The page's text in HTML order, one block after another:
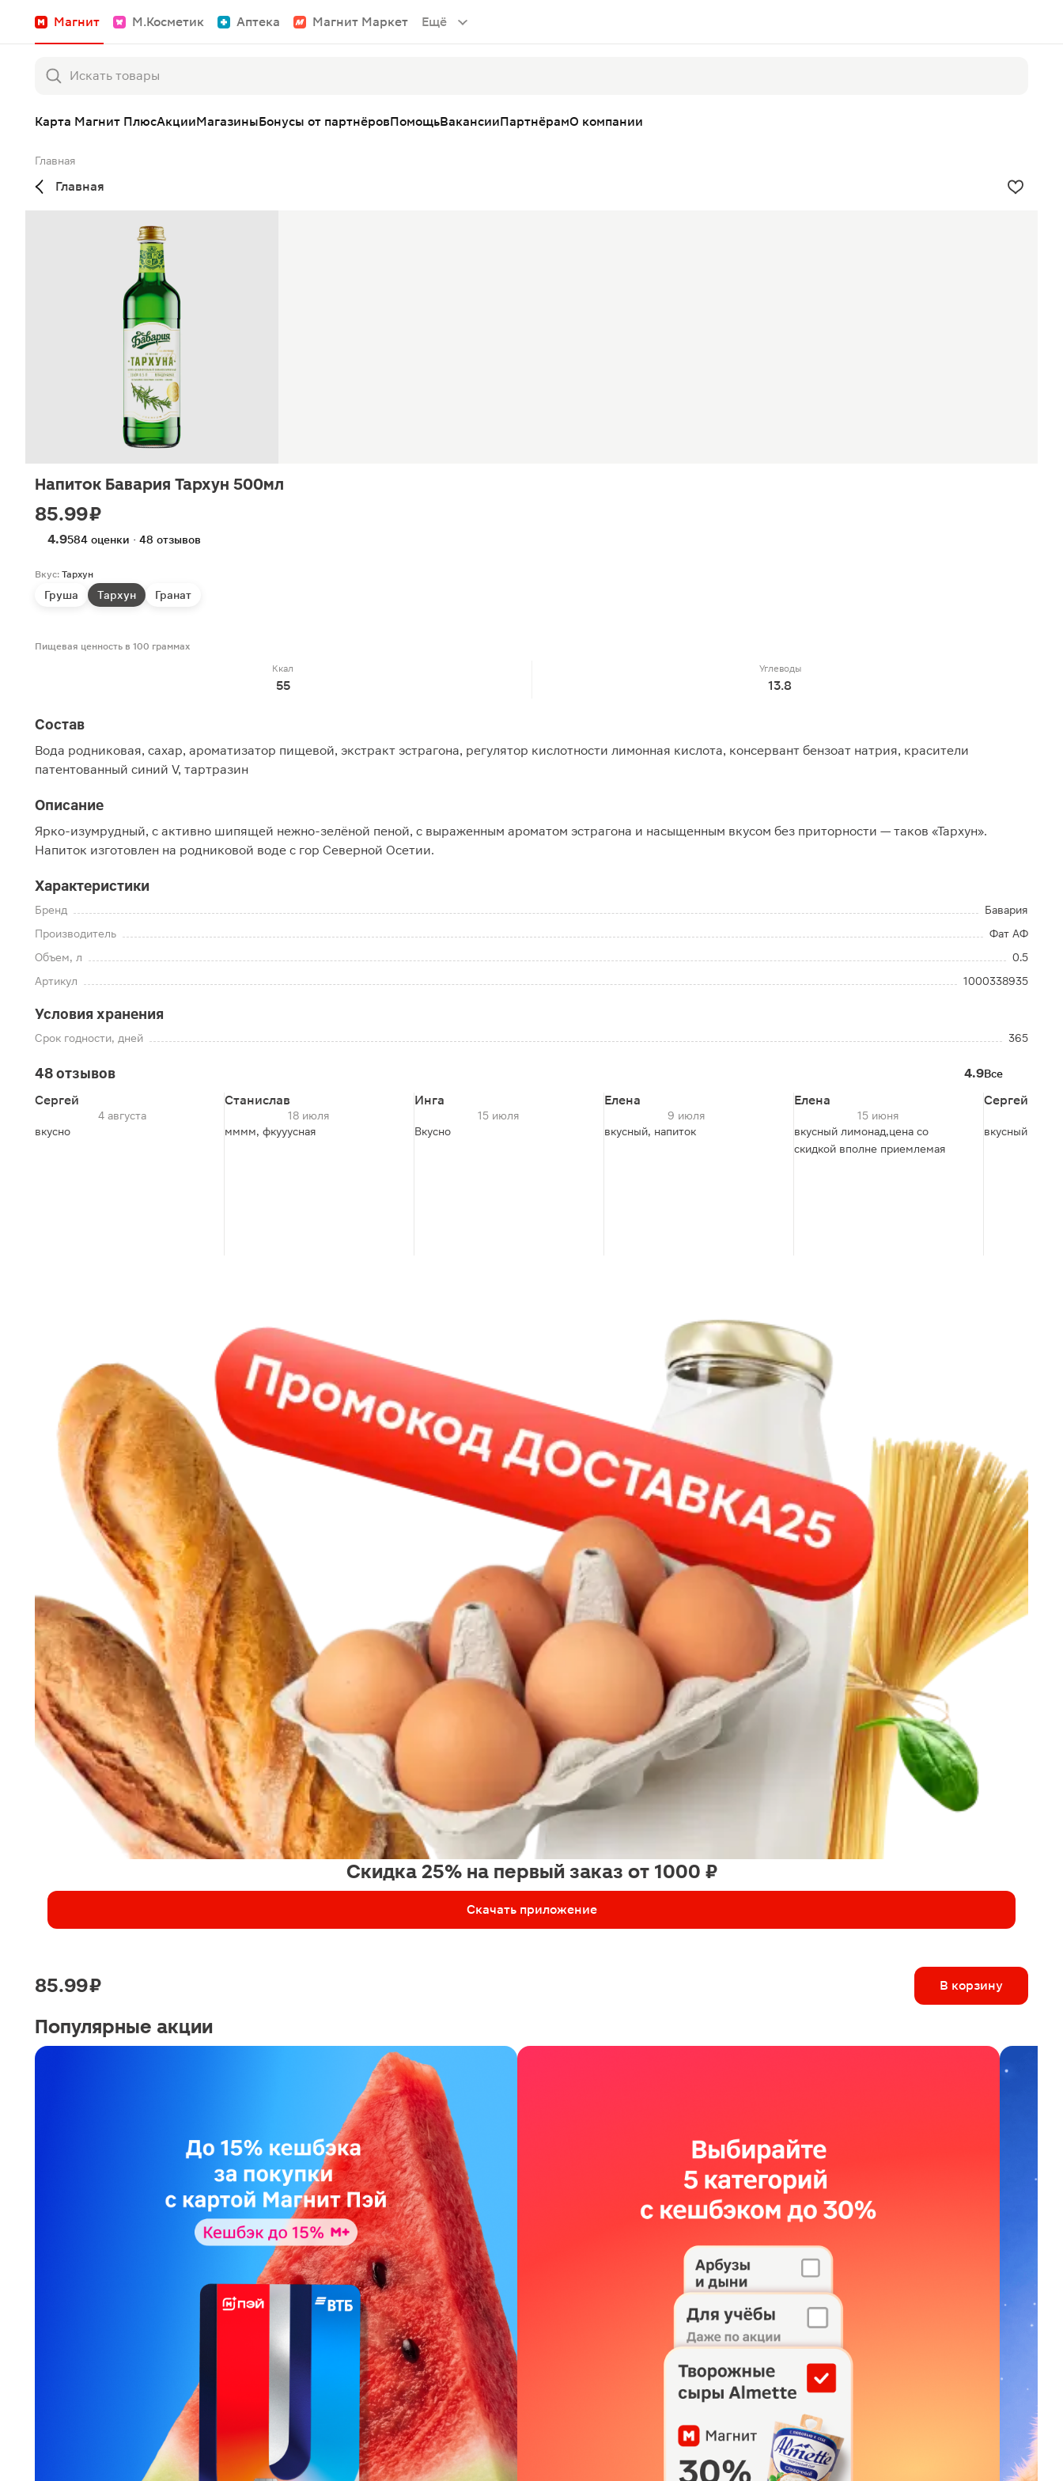
Магнит М.Косметик Аптека Магнит Маркет Ещё
Карта Магнит ПлюсАкцииМагазиныБонусы от партнёровПомощьВакансииПартнёрамО компании
Главная
Главная
Напиток Бавария Тархун 500мл
85.99 ₽
4.9584 оценки · 48 отзывов
Вкус: Тархун
Груша Тархун Гранат
Пищевая ценность в 100 граммах
Ккал
55
Углеводы
13.8
Состав
Вода родниковая, сахар, ароматизатор пищевой, экстракт эстрагона, регулятор кислотности лимонная кислота, консервант бензоат натрия, красители
патентованный синий V, тартразин
Описание
Ярко-изумрудный, с активно шипящей нежно-зелёной пеной, с выраженным ароматом эстрагона и насыщенным вкусом без приторности — таков «Тархун».
Напиток изготовлен на родниковой воде с гор Северной Осетии.
Характеристики
Бренд
Бавария
Производитель
Фат АФ
Объем, л
0.5
Артикул
1000338935
Условия хранения
Срок годности, дней 365
48 отзывов 4.9Все
Сергей
4 августа
вкусно
Станислав
18 июля
мммм, фкууусная
Инга
15 июля
Вкусно
Елена
9 июля
вкусный, напиток
Елена
15 июня
вкусный лимонад,цена со
скидкой вполне приемлемая
Сергей
Скидка 25% на первый заказ от 1000 ₽
Скачать приложение
85.99 ₽ В корзину
Популярные акции